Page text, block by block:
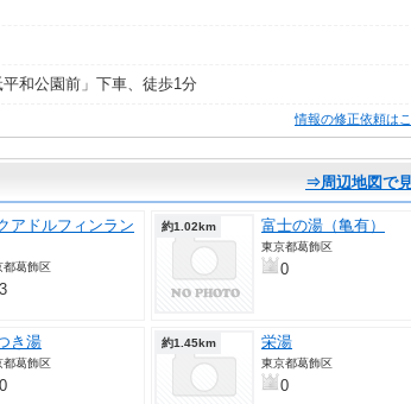
和公園前」下車、徒歩1分
情報の修正依頼は
⇒周辺地図で
アドルフィンラン
都葛飾区
3
約1.02km 富士の湯（亀有）
東京都葛飾区
0
き湯
都葛飾区
0
約1.45km 栄湯
東京都葛飾区
0